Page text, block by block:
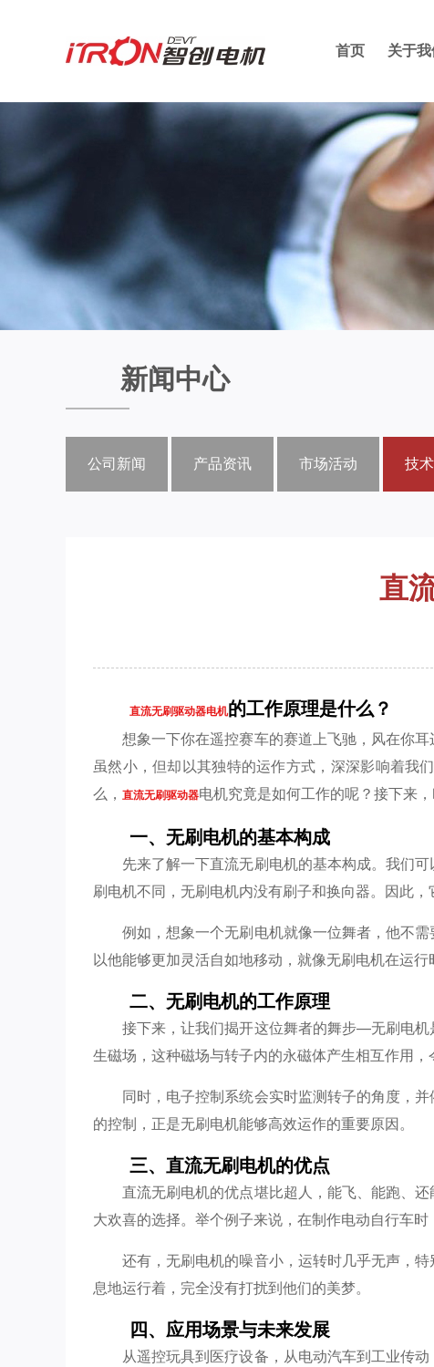
首页 关于我
新闻中心
公司新闻 产品资讯 市场活动 技
直
直流无刷驱动器电机的工作原理是什么？
想象一下你在遥控赛车的赛道上飞驰，风在你
虽然小，但却以其独特的运作方式，深深影响着我
么， 直流无刷驱动器电机究竟是如何工作的呢？接下来
一、无刷电机的基本构成
先来了解一下直流无刷电机的基本构成。我们
刷电机不同，无刷电机内没有刷子和换向器。因此
例如，想象一个无刷电机就像一位舞者，他不
以他能够更加灵活自如地移动，就像无刷电机在运行
二、无刷电机的工作原理
接下来，让我们揭开这位舞者的舞步—无刷电
生磁场，这种磁场与转子内的永磁体产生相互作用，
同时，电子控制系统会实时监测转子的角度，
的控制，正是无刷电机能够高效运作的重要原因。
三、直流无刷电机的优点
直流无刷电机的优点堪比超人，能飞、能跑、
大欢喜的选择。举个例子来说，在制作电动自行车
还有，无刷电机的噪音小，运转时几乎无声，
息地运行着，完全没有打扰到他们的美梦。
四、应用场景与未来发展
从遥控玩具到医疗设备，从电动汽车到工业传